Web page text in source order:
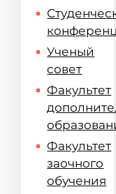
Ученый
совет
Факультет
Факультет
заочного
обучения